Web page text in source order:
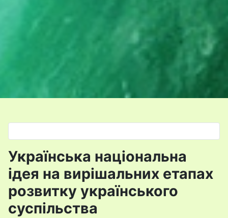
Оберіть свою мову
Українська національна
ідея на вирішальних етапах
розвитку українського
суспільства